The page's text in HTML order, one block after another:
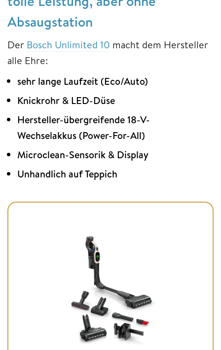
Absaugstation
Der Bosch Unlimited 10 macht dem Hersteller
alle Ehre:
sehr lange Laufzeit (Eco/Auto)
Knickrohr & LED-Düse
Hersteller-übergreifende 18-V-
Wechselakkus (Power-For-All)
Microclean-Sensorik & Display
Unhandlich auf Teppich